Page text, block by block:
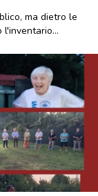
ma dietro le